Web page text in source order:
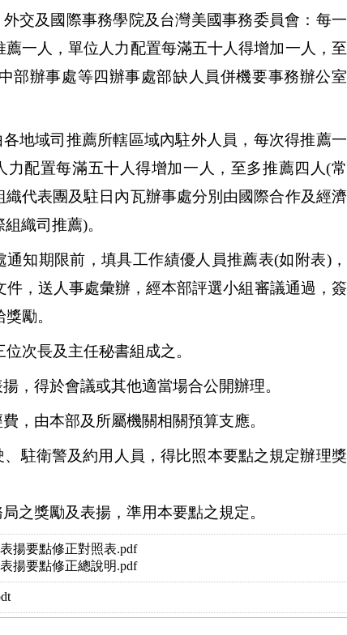
交及國際事務學院及台灣美國事務委員會：每一
薦一人，單位人力配置每滿五十人得增加一人，至
中部辦事處等四辦事處部缺人員併機要事務辦公室
地域司推薦所轄區域內駐外人員，每次得推薦一
力配置每滿五十人得增加一人，至多推薦四人(常
織代表團及駐日內瓦辦事處分別由國際合作及經濟
組織司推薦)。
通知期限前，填具工作績優人員推薦表(如附表)，
件，送人事處彙辦，經本部評選小組審議通過，簽
勵。
次長及主任秘書組成之。
，得於會議或其他適當場合公開辦理。
，由本部及所屬機關相關預算支應。
駐衛警及約用人員，得比照本要點之規定辦理獎
之獎勵及表揚，準用本要點之規定。
揚要點修正對照表.pdf
揚要點修正總說明.pdf